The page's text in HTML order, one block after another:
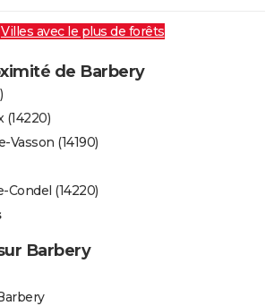
Villes avec le plus de forêts
de Barbery
(14220)
(14190)
(14220)
Barbery